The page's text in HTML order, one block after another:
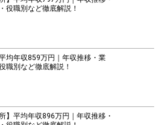
役職別など徹底解説！
平均年収859万円｜年収推移・業
職別など徹底解説！
】平均年収896万円｜年収推移・